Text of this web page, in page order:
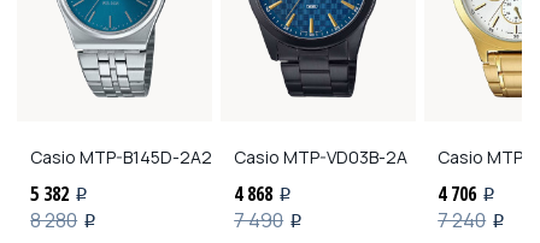
Casio MTP-B145D-2A2
5 382 i
8 280 i
Casio MTP-VD03B-2A
4 868 i
7 490 i
Casio MTP-
4 706 i
7 240 i